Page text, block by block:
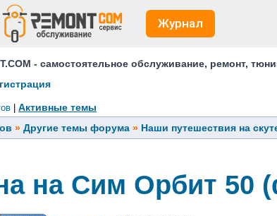
Журнал
- самостоятельное обслуживание, ремонт,
Активные темы
» Другие темы форума » Наши путешествия на
на Сим Орбит 50